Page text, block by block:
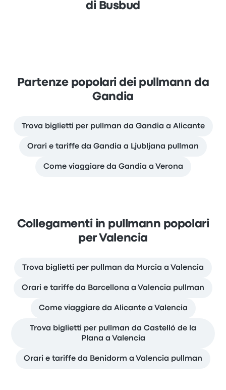
di Busbud
Partenze popolari dei pullmann da
Gandia
Trova biglietti per pullman da Gandia a Alicante
Orari e tariffe da Gandia a Ljubljana pullman
Come viaggiare da Gandia a Verona
Collegamenti in pullmann popolari
per Valencia
Trova biglietti per pullman da Murcia a Valencia
Orari e tariffe da Barcellona a Valencia pullman
Come viaggiare da Alicante a Valencia
Trova biglietti per pullman da Castelló de la
Plana a Valencia
Orari e tariffe da Benidorm a Valencia pullman